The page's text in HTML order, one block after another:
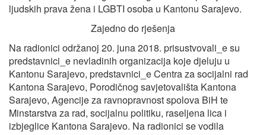
ljudskih prava žena i LGBTI osoba u Kantonu Sarajevo.
Zajedno do rješenja
Na radionici održanoj 20. juna 2018. prisustvovali_e su
predstavnici_e nevladinih organizacija koje djeluju u
Kantonu Sarajevo, predstavnici_e Centra za socijalni rad
Kantona Sarajevo, Porodičnog savjetovališta Kantona
Sarajevo, Agencije za ravnopravnost spolova BiH te
Minstarstva za rad, socijalnu politiku, raseljena lica i
izbjeglice Kantona Sarajevo. Na radionici se vodila